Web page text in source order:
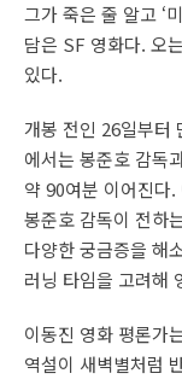
그가 죽은 줄 알고 ‘
담은 SF 영화다. 오
있다.
개봉 전인 26일부터
에서는 봉준호 감독
약 90여분 이어진다
봉준호 감독이 전하
다양한 궁금증을 해
러닝 타임을 고려해
이동진 영화 평론가
역설이 새벽별처럼